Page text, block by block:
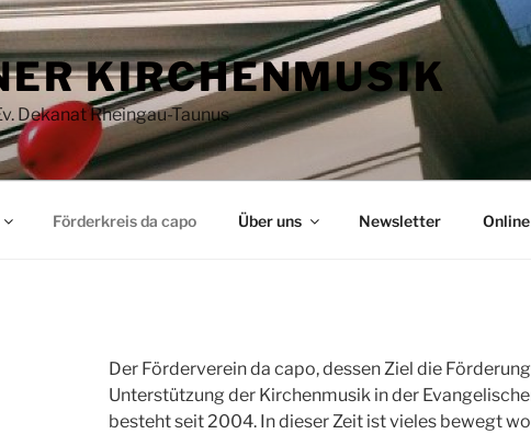
KIRCHENMUSIK
Dekanat Rheingau-Taunus
Förderkreis da capo Über uns Newsletter
Der Förderverein da capo, dessen Ziel die
Unterstützung der Kirchenmusik in der
besteht seit 2004. In dieser Zeit ist vieles bewegt